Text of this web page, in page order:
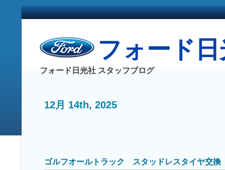
フォード
フォード日光社 スタッフブログ
12月 14th, 2025
ゴルフオールトラック スタッドレスタイヤ交換